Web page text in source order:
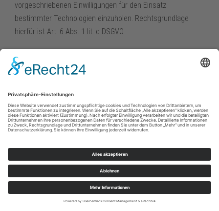
vorgeschriebenen Einwilligungen für den Einsatz
bestimmter Technologien einzuholen. Rechtsgrundlage
hierfür ist Art. 6 Abs. 1 lit. c DSGVO.
Kontaktformular
lassen, werden Ihre Angaben aus dem Anfrageformular
inklusive der von Ihnen dort angegebenen Kontaktdaten
zwecks Bearbeitung der Anfrage und für den Fall von
Anschlussfragen bei uns gespeichert. Diese Daten geben
wir nicht ohne Ihre Einwilligung weiter.
Die Verarbeitung dieser Daten erfolgt auf Grundlage von Art.
6 Abs. 1 lit. b DSGVO, sofern Ihre Anfrage mit der Erfüllung
eines Vertrags zusammenhängt oder zur Durchführung